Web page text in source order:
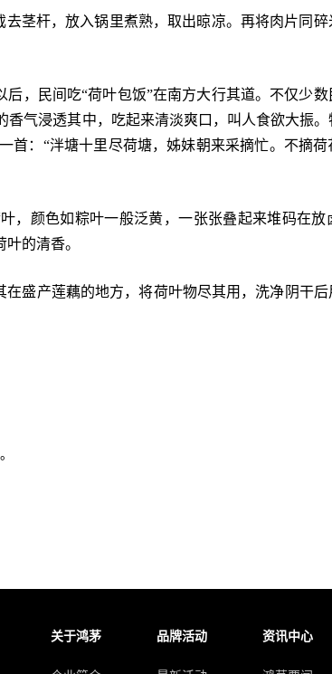
茎杆，放入锅里煮熟，取出晾凉。再将肉片同碎
，民间吃“荷叶包饭”在南方大行其道。不仅少
气浸透其中，吃起来清淡爽口，叫人食欲大振
：“泮塘十里尽荷塘，姊妹朝来采摘忙。不摘
，颜色如粽叶一般泛黄，一张张叠起来堆码在放
的清香。
盛产莲藕的地方，将荷叶物尽其用，洗净阴干
关于鸿茅 品牌活动 资讯中心